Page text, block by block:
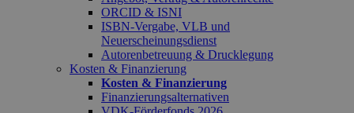
ORCID & ISNI
ISBN-Vergabe, VLB und
Neuerscheinungsdienst
Autorenbetreuung & Drucklegung
Kosten & Finanzierung
Kosten & Finanzierung
Finanzierungsalternativen